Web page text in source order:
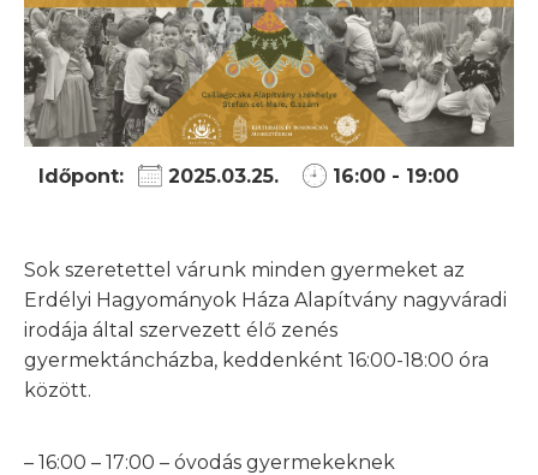
Időpont: 2025.03.25. 16:00 - 19:00
Sok szeretettel várunk minden gyermeket az
Erdélyi Hagyományok Háza Alapítvány nagyváradi
irodája által szervezett élő zenés
gyermektáncházba, keddenként 16:00-18:00 óra
között.
– 16:00 – 17:00 – óvodás gyermekeknek